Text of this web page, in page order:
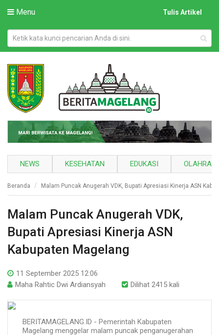
Menu Tulis Artikel
NEWS KESEHATAN EDUKASI
Beranda Malam Puncak Anugerah VDK, Bupati Apresiasi Kinerja ASN
Malam Puncak Anugerah VDK,
Bupati Apresiasi Kinerja ASN
Kabupaten Magelang
11 September 2025 12:06
Maha Rahtic Dwi Ardiansyah
Dilihat 2415 kali
BERITAMAGELANG.ID - Pemerintah Kabupaten
Magelang menggelar malam puncak penganugerahan